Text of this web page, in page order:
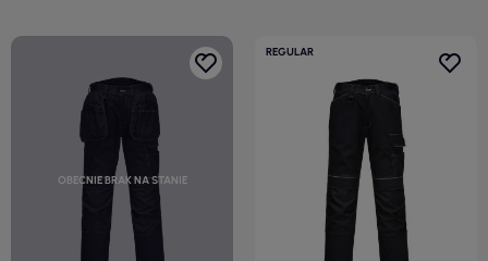
OBECNIE BRAK NA STANIE
REGULAR